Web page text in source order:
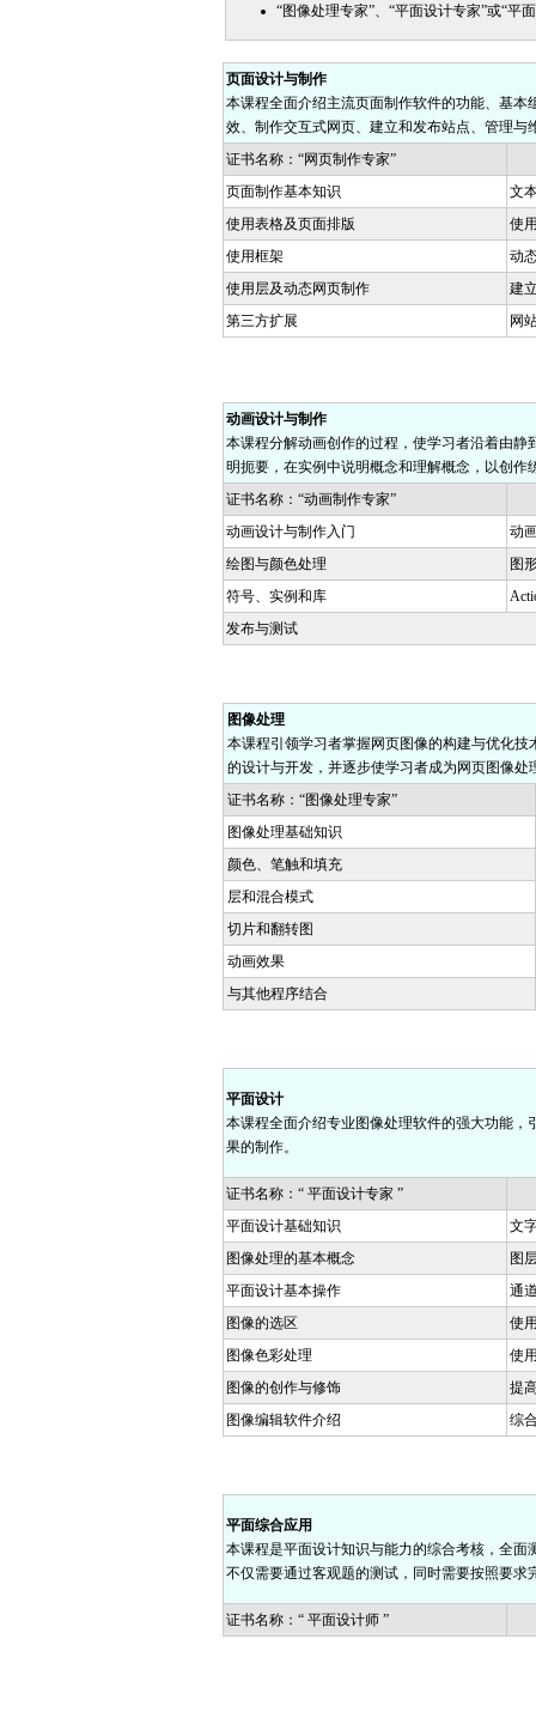
“图像处理专家”、“平面设计专家”或“平
页面设计与制作
本课程全面介绍主流页面制作软件的功能、基
效、制作交互式网页、建立和发布站点、管理与
证书名称：“网页制作专家”
页面制作基本知识
文
使用表格及页面排版
使
使用框架
动
使用层及动态网页制作
建
第三方扩展
网
动画设计与制作
本课程分解动画创作的过程，使学习者沿着由
明扼要，在实例中说明概念和理解概念，以创作
证书名称：“动画制作专家”
动画设计与制作入门
动
绘图与颜色处理
图
符号、实例和库
发布与测试
图像处理
本课程引领学习者掌握网页图像的构建与优化
的设计与开发，并逐步使学习者成为网页图像处
证书名称：“图像处理专家”
图像处理基础知识
颜色、笔触和填充
层和混合模式
切片和翻转图
动画效果
与其他程序结合
平面设计
本课程全面介绍专业图像处理软件的强大功能
果的制作。
证书名称：“ 平面设计专家 ”
平面设计基础知识
文
图像处理的基本概念
图
平面设计基本操作
通
图像的选区
使
图像色彩处理
使
图像的创作与修饰
提
图像编辑软件介绍
综
平面综合应用
本课程是平面设计知识与能力的综合考核，全
不仅需要通过客观题的测试，同时需要按照要求
证书名称：“ 平面设计师 ”